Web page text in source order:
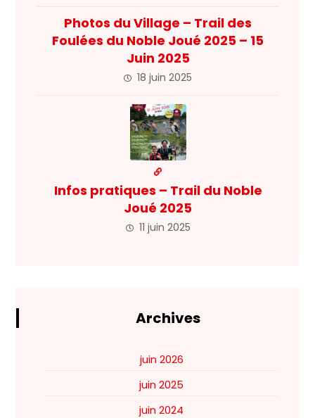
Photos du Village – Trail des
Foulées du Noble Joué 2025 – 15
Juin 2025
18 juin 2025
Infos pratiques – Trail du Noble
Joué 2025
11 juin 2025
Archives
juin 2026
juin 2025
juin 2024